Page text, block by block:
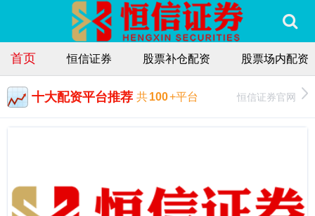
首页 恒信证券 股票补仓配资 股票场内配资
十大配资平台推荐 共100+平台 恒信证券官网